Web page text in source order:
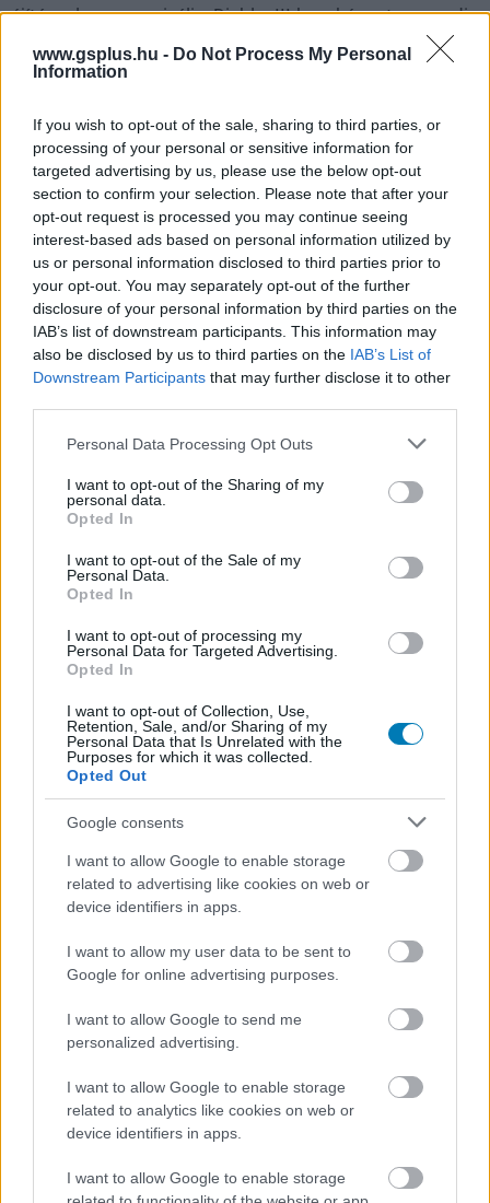
www.gsplus.hu - Do Not Process My Personal
Information
If you wish to opt-out of the sale, sharing to third parties, or
processing of your personal or sensitive information for
targeted advertising by us, please use the below opt-out
section to confirm your selection. Please note that after your
opt-out request is processed you may continue seeing
interest-based ads based on personal information utilized by
us or personal information disclosed to third parties prior to
your opt-out. You may separately opt-out of the further
disclosure of your personal information by third parties on the
IAB’s list of downstream participants. This information may
also be disclosed by us to third parties on the IAB’s List of
Downstream Participants that may further disclose it to other
Please note that this website/app uses one or more Google
not limited to your visit or usage behaviour. You may click to
grant or deny consent to Google and its third-party tags to
use your data for below specified purposes in below Google
consent section.
Personal Data Processing Opt Outs
I want to opt-out of the Sharing of my
personal data.
Opted In
I want to opt-out of the Sale of my
Personal Data.
Opted In
I want to opt-out of processing my
Personal Data for Targeted Advertising.
Opted In
I want to opt-out of Collection, Use,
Retention, Sale, and/or Sharing of my
Personal Data that Is Unrelated with the
Purposes for which it was collected.
Opted Out
Google consents
I want to allow Google to enable storage
related to advertising like cookies on web or
device identifiers in apps.
I want to allow my user data to be sent to
Google for online advertising purposes.
I want to allow Google to send me
personalized advertising.
I want to allow Google to enable storage
related to analytics like cookies on web or
device identifiers in apps.
I want to allow Google to enable storage
újítással a nagy rivális Diablo III-hoz képest, ez pedig
nem más, mint az irányítás. El lehet felejteni az egeret (a
támadáshoz persze kellenek majd az egérgombok), ez
megfelelő irányba terelni a világ megmentőjét. Ez elsőre
kicsit furcsa lesz, de garantálom, hogy mindenki gyorsan
hozzá fog szokni. Itt jön be a képbe a játékosok
ügyessége, ugyanis egyáltalán nem mindegy, hogyan
pozicionáljuk karakterünket, mikor melyik képességet
vetjük be, és mikor fogjuk menekülőre a dolgot. Minden
hős többféle képességgel rendelkezik, ezek
segítségével tudjuk legyőzni az ellenfeleket. A harmincas
szint a maximum, de ezután sem áll meg a fejlődés, a
játék figyeli a teljes játékidőt, és ennek függvényében ad
osztották a játékot, de ezen belül is van bontás,
köszönhetően az alküldetéseknek. Ezeket viszonylag
gyorsan meg lehet csinálni, van olyan misszió, amit öt
perc alatt lezavarhatunk. Többféle térképen játszhatunk:
megfordulunk havas pályán, sivatagban, erdőben és
mocsárban, ezek kidolgozottságára nem lehet egy rossz
el. Az ellenfelek érdekesek és változatosak, hullámokban
támadnak, így elég nagy kihívást jelentenek, ha nem
vannak gyenge pontjaik, ezeket kihasználva gyorsan ki
lehet őket iktatni.